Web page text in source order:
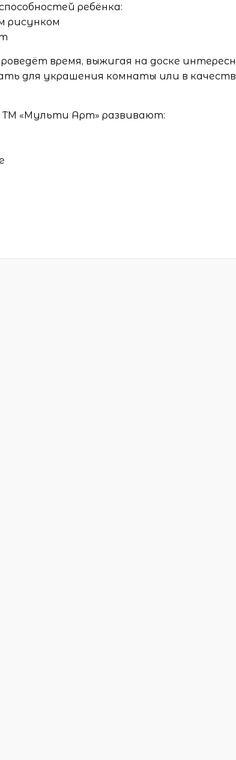
ребёнка:
рисунком
время, выжигая на доске
для украшения комнаты или в
ТМ «Мульти Арт» развивают: